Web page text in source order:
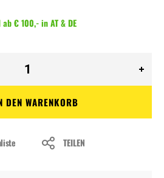
ab € 100,- in AT & DE
DEN WARENKORB
TEILEN